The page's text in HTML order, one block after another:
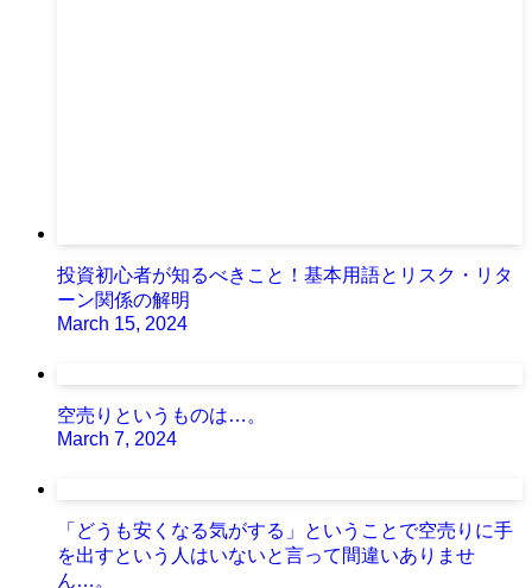
投資初心者が知るべきこと！基本用語とリスク・リタ
ーン関係の解明
March 15, 2024
空売りというものは…。
March 7, 2024
「どうも安くなる気がする」ということで空売りに手
を出すという人はいないと言って間違いありませ
ん…。